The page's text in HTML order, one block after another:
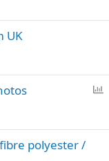
UK
l
polyester /